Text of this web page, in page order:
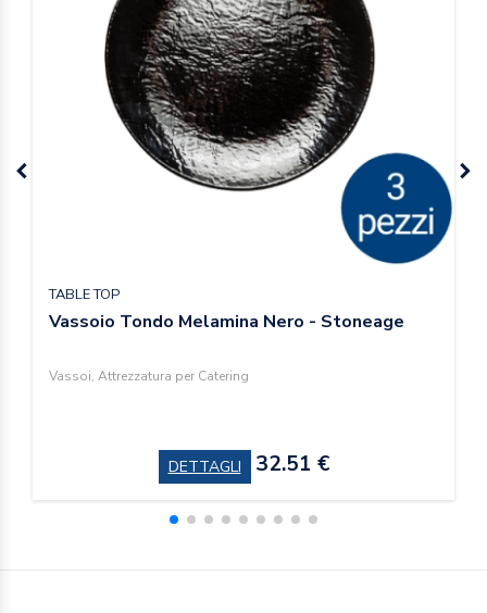
TABLE TOP
Vassoio Tondo Melamina Nero - Stoneage
Vassoi, Attrezzatura per Catering
DETTAGLI 32.51 €